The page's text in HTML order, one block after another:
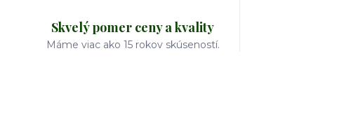
Skvelý pomer ceny a kvality
Máme viac ako 15 rokov skúseností.